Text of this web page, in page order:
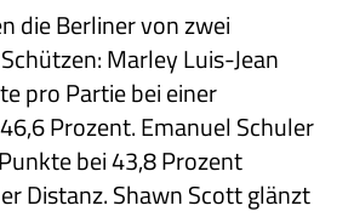
die Berliner von zwei
Marley Luis-Jean
pro Partie bei einer
Prozent. Emanuel Schuler
bei 43,8 Prozent
Distanz. Shawn Scott glänzt